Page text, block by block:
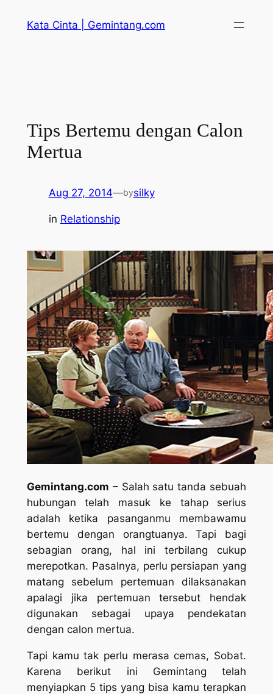
Kata Cinta | Gemintang.com
Tips Bertemu dengan Calon
Mertua
Aug 27, 2014—bysilky
in Relationship
Gemintang.com – Salah satu tanda sebuah
hubungan telah masuk ke tahap serius
adalah ketika pasanganmu membawamu
bertemu dengan orangtuanya. Tapi bagi
sebagian orang, hal ini terbilang cukup
merepotkan. Pasalnya, perlu persiapan yang
matang sebelum pertemuan dilaksanakan
apalagi jika pertemuan tersebut hendak
digunakan sebagai upaya pendekatan
dengan calon mertua.
Tapi kamu tak perlu merasa cemas, Sobat.
Karena berikut ini Gemintang telah
menyiapkan 5 tips yang bisa kamu terapkan